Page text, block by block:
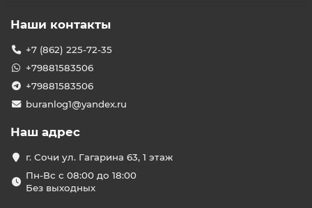
Наши контакты
+7 (862) 225-72-35
+79881583506
+79881583506
buranlog1@yandex.ru
Наш адрес
г. Сочи ул. Гагарина 63, 1 этаж
Пн-Вс с 08:00 до 18:00
Без выходных